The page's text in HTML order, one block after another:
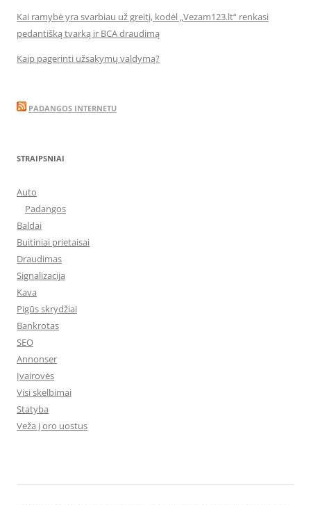
Kai ramybė yra svarbiau už greitį, kodėl „Vezam123.lt“ renkasi
pedantišką tvarką ir BCA draudimą
Kaip pagerinti užsakymų valdymą?
PADANGOS INTERNETU
STRAIPSNIAI
Auto
Padangos
Baldai
Buitiniai prietaisai
Draudimas
Signalizacija
Kava
Pigūs skrydžiai
Bankrotas
SEO
Annonser
Įvairovės
Visi skelbimai
Statyba
Veža į oro uostus